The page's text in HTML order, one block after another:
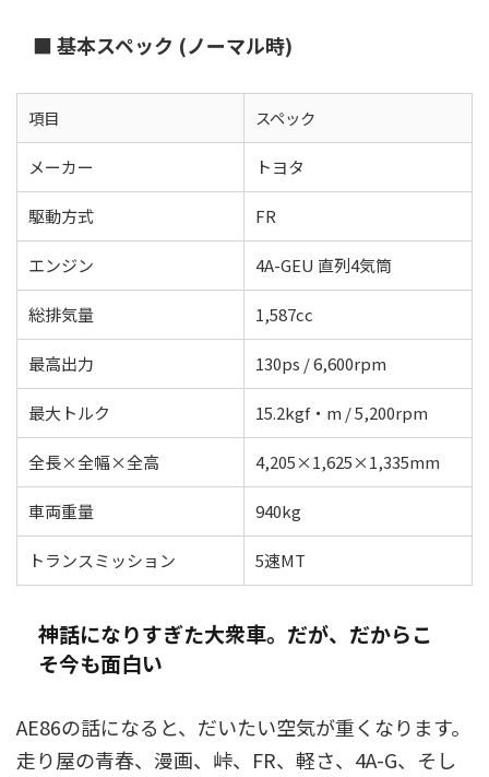
■ 基本スペック (ノーマル時)
項目 スペック
メーカー トヨタ
駆動方式 FR
エンジン 4A-GEU 直列4気筒
総排気量 1,587cc
最高出力 130ps / 6,600rpm
最大トルク 15.2kgf・m / 5,200rpm
全長×全幅×全高 4,205×1,625×1,335mm
車両重量 940kg
トランスミッション 5速MT
神話になりすぎた大衆車。だが、だからこ
そ今も面白い
AE86の話になると、だいたい空気が重くなります。
走り屋の青春、漫画、峠、FR、軽さ、4A-G、そし